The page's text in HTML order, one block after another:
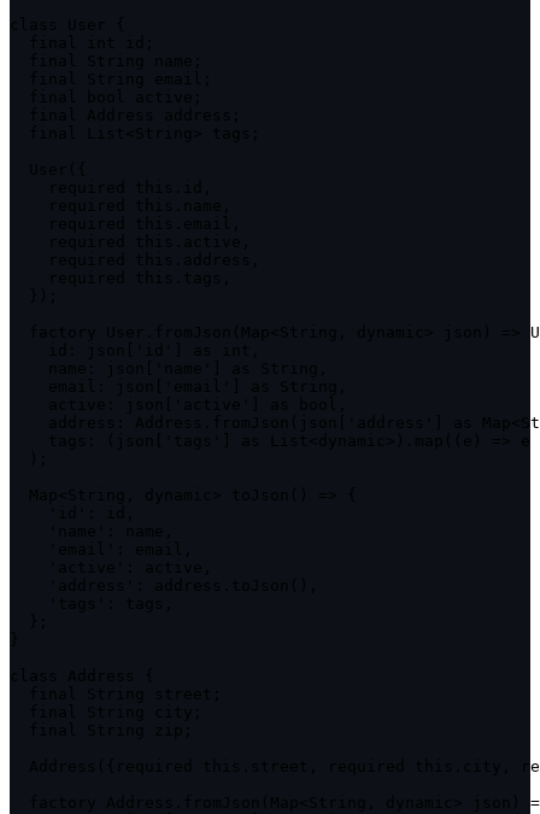
factory User.fromJson(Map<String, dynamic> json) =>
address: Address.fromJson(json['address'] as
Address({required this.street, required this.city,
factory Address.fromJson(Map<String, dynamic> json)